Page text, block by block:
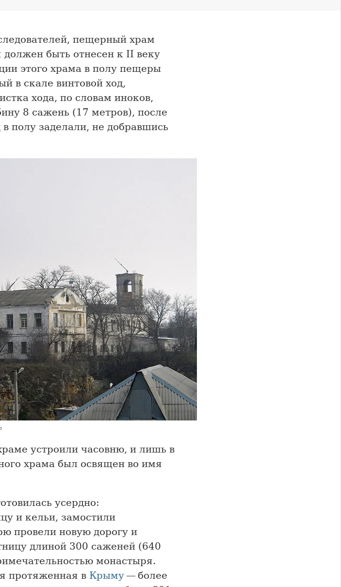
пещерный храм
должен быть отнесен к II веку
этого храма в полу пещеры
в скале винтовой ход,
хода, по словам иноков,
8 сажень (17 метров), после
полу заделали, не добравшись
устроили часовню, и лишь в
храма был освящен во имя
усердно:
и кельи, замостили
провели новую дорогу и
длиной 300 саженей (640
монастыря.
протяженная в Крыму— более